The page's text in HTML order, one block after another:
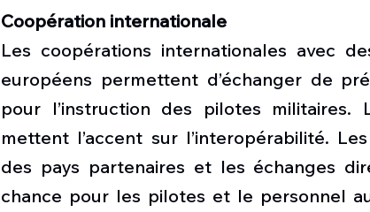
Coopération internationale
Les coopérations internationales avec
européens permettent d’échanger de
pour l’instruction des pilotes militaires.
mettent l’accent sur l’interopérabilité.
des pays partenaires et les échanges
chance pour les pilotes et le personnel